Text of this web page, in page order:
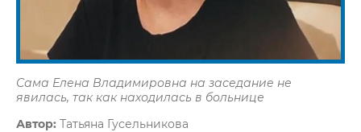
Сама Елена Владимировна на заседание не
явилась, так как находилась в больнице
Автор: Татьяна Гусельникова